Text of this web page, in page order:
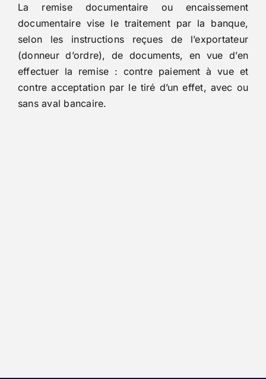
La remise documentaire ou encaissement
documentaire vise le traitement par la banque,
selon les instructions reçues de l’exportateur
(donneur d’ordre), de documents, en vue d’en
effectuer la remise : contre paiement à vue et
contre acceptation par le tiré d’un effet, avec ou
sans aval bancaire.